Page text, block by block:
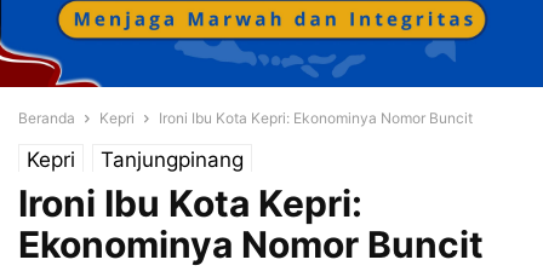
Beranda Kepri Ironi Ibu Kota Kepri: Ekonominya Nomor Buncit
Kepri Tanjungpinang
Ironi Ibu Kota Kepri:
Ekonominya Nomor Buncit